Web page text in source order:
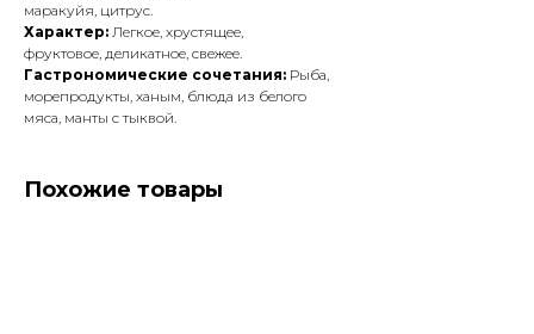
маракуйя, цитрус.
Характер: Легкое, хрустящее,
фруктовое, деликатное, свежее.
Гастрономические сочетания: Рыба,
морепродукты, ханым, блюда из белого
мяса, манты с тыквой.
Похожие товары